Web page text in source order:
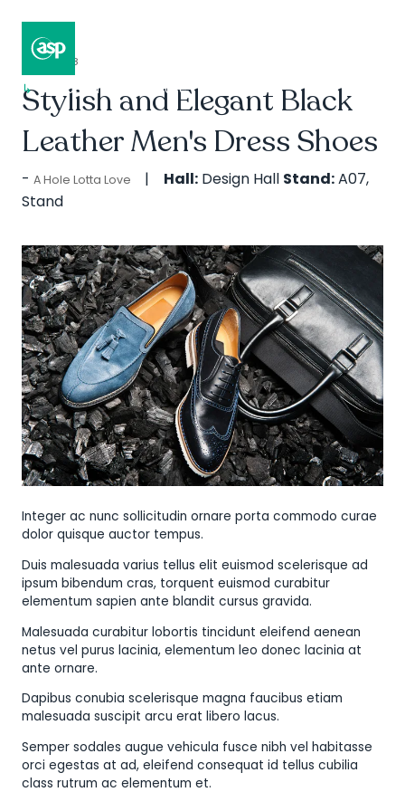
↳Composer II / Showcase
14 Apr 2018
Stylish and Elegant Black
Leather Men's Dress Shoes
A Hole Lotta Love Hall: Design Hall Stand:A07,
Stand
Integer ac nunc sollicitudin ornare porta commodo curae
dolor quisque auctor tempus.
Duis malesuada varius tellus elit euismod scelerisque ad
ipsum bibendum cras, torquent euismod curabitur
elementum sapien ante blandit cursus gravida.
Malesuada curabitur lobortis tincidunt eleifend aenean
netus vel purus lacinia, elementum leo donec lacinia at
ante ornare.
Dapibus conubia scelerisque magna faucibus etiam
malesuada suscipit arcu erat libero lacus.
Semper sodales augue vehicula fusce nibh vel habitasse
orci egestas at ad, eleifend consequat id tellus cubilia
class rutrum ac elementum et.